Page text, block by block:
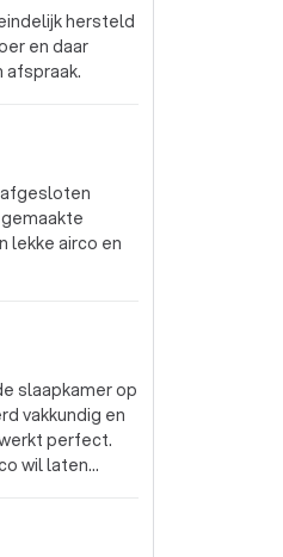
hersteld
en daar
afspraak.
afgesloten
lekke airco en
slaapkamer op
vakkundig en
perfect.
wil laten